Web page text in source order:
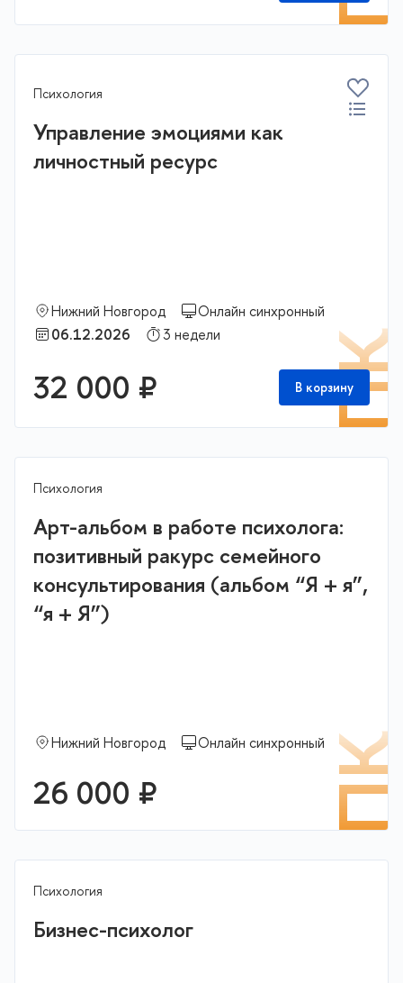
Психология
Управление эмоциями как
личностный ресурс
Нижний Новгород
Онлайн синхронный
06.12.2026
3 недели
32 000 ₽ В корзину
Психология
Арт-альбом в работе психолога:
позитивный ракурс семейного
консультирования (альбом “Я + я”,
“я + Я”)
Нижний Новгород Онлайн синхронный
26 000 ₽
Психология
Бизнес-психолог